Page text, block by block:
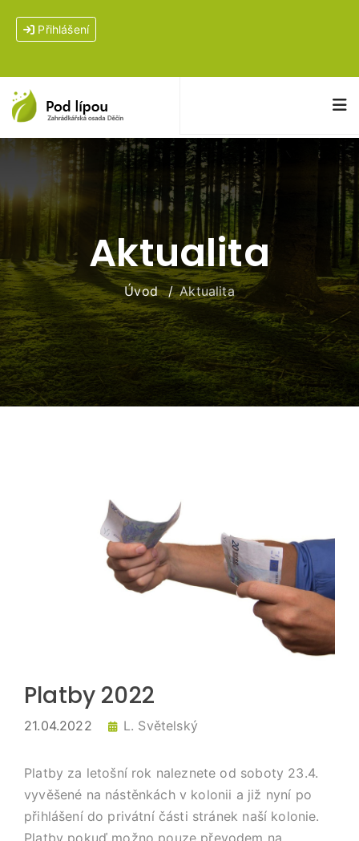
Přihlášení
Aktualita
Úvod Aktualita
Platby 2022
21.04.2022 L. Světelský
Platby za letošní rok naleznete od soboty 23.4.
vyvěšené na nástěnkách v kolonii a již nyní po
přihlášení do privátní části stránek naší kolonie.